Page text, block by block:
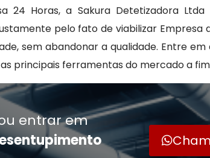
24 Horas, a Sakura Detetizadora
pelo fato de viabilizar Empresa
sem abandonar a qualidade. Entre
principais ferramentas do mercado a
entrar em